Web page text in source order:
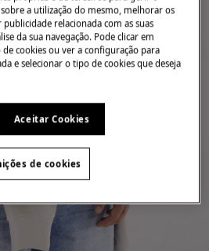
a utilização do mesmo, melhorar os
publicidade relacionada com as suas
da sua navegação. Pode clicar em
de cookies ou ver a configuração para
e selecionar o tipo de cookies que deseja
Aceitar Cookies
de cookies